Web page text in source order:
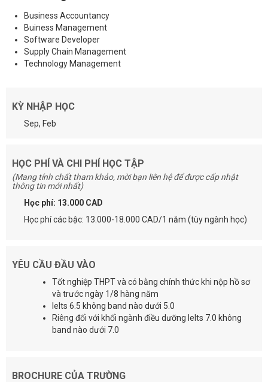
Business Accountancy
Buiness Management
Software Developer
Supply Chain Management
Technology Management
KỲ NHẬP HỌC
Sep, Feb
HỌC PHÍ VÀ CHI PHÍ HỌC TẬP
(Mang tính chất tham khảo, mời bạn liên hệ để được cấp nhật
thông tin mới nhất)
Học phí: 13.000 CAD
Học phí các bậc: 13.000-18.000 CAD/1 năm (tùy ngành học)
YÊU CẦU ĐẦU VÀO
Tốt nghiệp THPT và có bằng chính thức khi nộp hồ sơ
và trước ngày 1/8 hàng năm
Ielts 6.5 không band nào dưới 5.0
Riêng đối với khối ngành điều dưỡng Ielts 7.0 không
band nào dưới 7.0
BROCHURE CỦA TRƯỜNG